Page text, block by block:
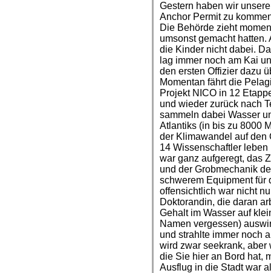
Gestern haben wir
Anchor Permit zu
Die Behörde zieht
umsonst gemacht
die Kinder nicht dabei.
lag immer noch am Kai
den ersten Offizier dazu
Momentan fährt die
Projekt NICO in 12
und wieder zurück nach
sammeln dabei Wasser
Atlantiks (in bis zu 8000
der Klimawandel auf den
14 Wissenschaftler
war ganz aufgeregt, das
und der Grobmechanik
schwerem Equipment für
offensichtlich war nicht
Doktorandin, die daran
Gehalt im Wasser auf
Namen vergessen)
und strahlte immer noch
wird zwar seekrank, aber
die Sie hier an Bord hat,
Ausflug in die Stadt war